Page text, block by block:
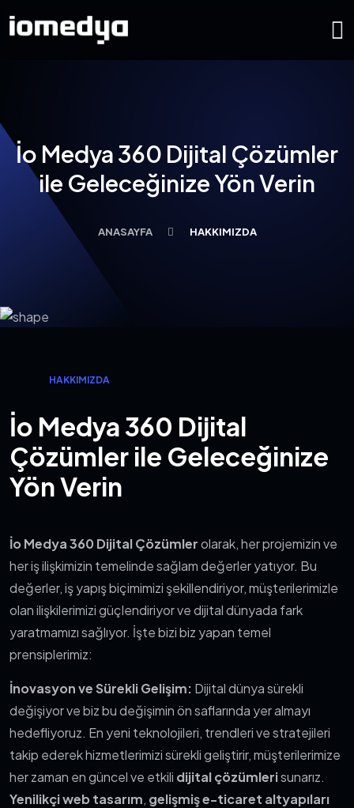
İo Medya 360 Dijital Çözümler
ile Geleceğinize Yön Verin
ANASAYFA HAKKIMIZDA
HAKKIMIZDA
İo Medya 360 Dijital
Çözümler ile Geleceğinize
Yön Verin
İo Medya 360 Dijital Çözümlerolarak, her projemizin ve
her iş ilişkimizin temelinde sağlam değerler yatıyor. Bu
değerler, iş yapış biçimimizi şekillendiriyor, müşterilerimizle
olan ilişkilerimizi güçlendiriyor ve dijital dünyada fark
yaratmamızı sağlıyor. İşte bizi biz yapan temel
prensiplerimiz:
İnovasyon ve Sürekli Gelişim: Dijital dünya sürekli
değişiyor ve biz bu değişimin ön saflarında yer almayı
hedefliyoruz. En yeni teknolojileri, trendleri ve stratejileri
takip ederek hizmetlerimizi sürekli geliştirir, müşterilerimize
her zaman en güncel ve etkili dijital çözümlerisunarız.
Yenilikçi web tasarım, gelişmiş e-ticaret altyapıları